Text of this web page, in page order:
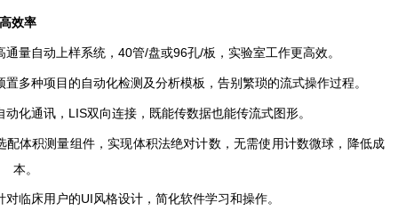
效率
通量自动上样系统， 40管/盘或96孔/板，实验室工作更高效。
置多种项目的自动化检测及分析模板，告别繁琐的流式操作过程。
动化通讯， LIS双向连接，既能传数据也能传流式图形。
配体积测量组件，实现体积法绝对计数，无需使用计数微球，降低成
本。
对临床用户的UI风格设计，简化软件学习和操作。